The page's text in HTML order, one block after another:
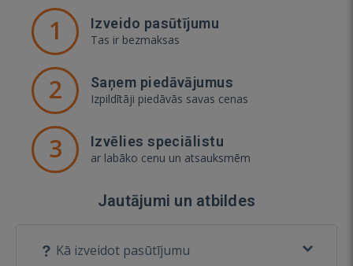
1 Izveido pasūtījumu
Tas ir bezmaksas
2 Saņem piedāvājumus
Izpildītāji piedāvās savas cenas
3 Izvēlies speciālistu
ar labāko cenu un atsauksmēm
Jautājumi un atbildes
Kā izveidot pasūtījumu